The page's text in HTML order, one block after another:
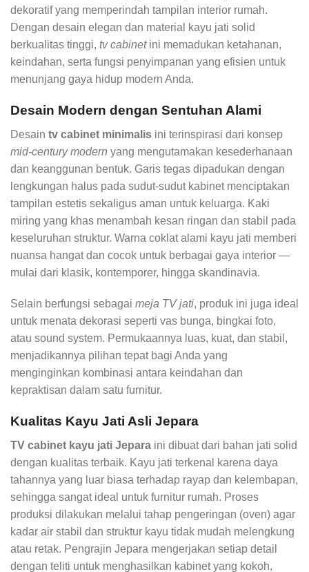
dekoratif yang memperindah tampilan interior rumah.
Dengan desain elegan dan material kayu jati solid
berkualitas tinggi, tv cabinetini memadukan ketahanan,
keindahan, serta fungsi penyimpanan yang efisien untuk
menunjang gaya hidup modern Anda.
Desain Modern dengan Sentuhan Alami
Desain tv cabinet minimalis ini terinspirasi dari konsep
mid-century modern yang mengutamakan kesederhanaan
dan keanggunan bentuk. Garis tegas dipadukan dengan
lengkungan halus pada sudut-sudut kabinet menciptakan
tampilan estetis sekaligus aman untuk keluarga. Kaki
miring yang khas menambah kesan ringan dan stabil pada
keseluruhan struktur. Warna coklat alami kayu jati memberi
nuansa hangat dan cocok untuk berbagai gaya interior —
mulai dari klasik, kontemporer, hingga skandinavia.
Selain berfungsi sebagai meja TV jati, produk ini juga ideal
untuk menata dekorasi seperti vas bunga, bingkai foto,
atau sound system. Permukaannya luas, kuat, dan stabil,
menjadikannya pilihan tepat bagi Anda yang
menginginkan kombinasi antara keindahan dan
kepraktisan dalam satu furnitur.
Kualitas Kayu Jati Asli Jepara
TV cabinet kayu jati Jepara ini dibuat dari bahan jati solid
dengan kualitas terbaik. Kayu jati terkenal karena daya
tahannya yang luar biasa terhadap rayap dan kelembapan,
sehingga sangat ideal untuk furnitur rumah. Proses
produksi dilakukan melalui tahap pengeringan (oven) agar
kadar air stabil dan struktur kayu tidak mudah melengkung
atau retak. Pengrajin Jepara mengerjakan setiap detail
dengan teliti untuk menghasilkan kabinet yang kokoh,